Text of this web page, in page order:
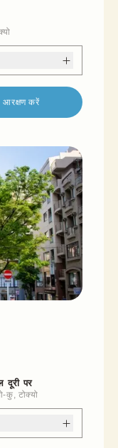
आरक्षण करें
दूरी पर
कु, टोक्यो